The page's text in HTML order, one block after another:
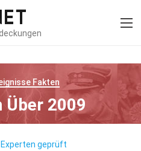
Fakten
Über 2009
geprüft